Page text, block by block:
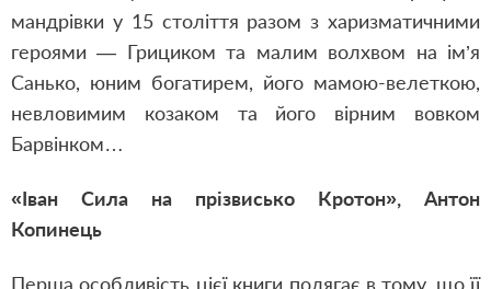
мандрівки у 15 століття разом з харизматичними
героями — Грициком та малим волхвом на ім’я
Санько, юним богатирем, його мамою-велеткою,
невловимим козаком та його вірним вовком
Барвінком…
«Іван Сила на прізвисько Кротон», Антон
Копинець
Перша особливість цієї книги полягає в тому, що її